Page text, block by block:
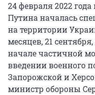
24 февраля 2022
Путина началась
на территории
месяцев, 21
начале частичной
введении военного
Запорожской и
министр обороны